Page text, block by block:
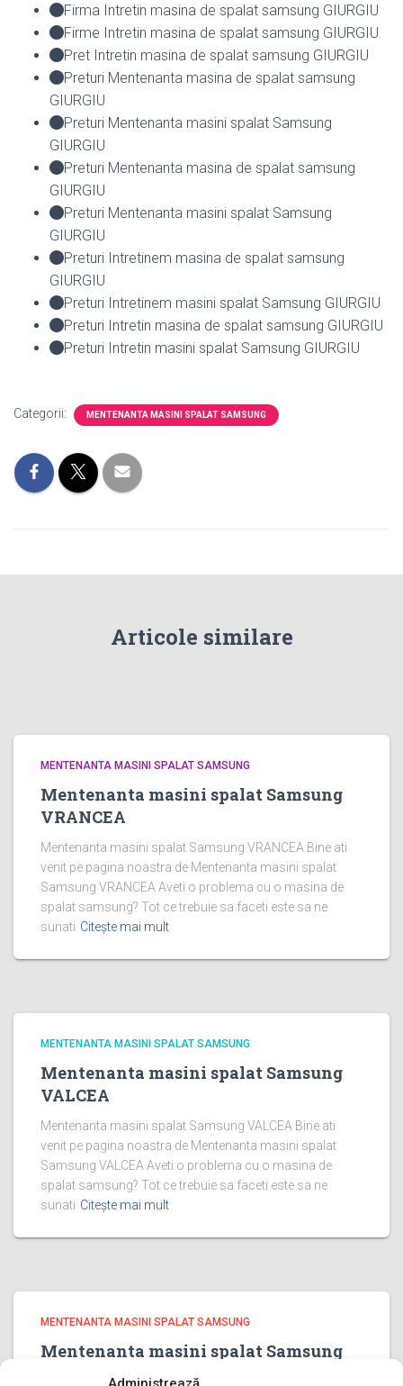
Firma Intretin masina de spalat samsung GIURGIU
Firme Intretin masina de spalat samsung GIURGIU
Pret Intretin masina de spalat samsung GIURGIU
Preturi Mentenanta masina de spalat samsung
GIURGIU
Preturi Mentenanta masini spalat Samsung
GIURGIU
Preturi Mentenanta masina de spalat samsung
GIURGIU
Preturi Mentenanta masini spalat Samsung
GIURGIU
Preturi Intretinem masina de spalat samsung
GIURGIU
Preturi Intretinem masini spalat Samsung GIURGIU
Preturi Intretin masina de spalat samsung GIURGIU
Preturi Intretin masini spalat Samsung GIURGIU
Categorii: MENTENANTA MASINI SPALAT SAMSUNG
Articole similare
MENTENANTA MASINI SPALAT SAMSUNG
Mentenanta masini spalat Samsung
VRANCEA
Mentenanta masini spalat Samsung VRANCEA Bine ati
venit pe pagina noastra de Mentenanta masini spalat
Samsung VRANCEA Aveti o problema cu o masina de
spalat samsung? Tot ce trebuie sa faceti este sa ne
sunati Citește mai mult
MENTENANTA MASINI SPALAT SAMSUNG
Mentenanta masini spalat Samsung
VALCEA
Mentenanta masini spalat Samsung VALCEA Bine ati
venit pe pagina noastra de Mentenanta masini spalat
Samsung VALCEA Aveti o problema cu o masina de
spalat samsung? Tot ce trebuie sa faceti este sa ne
sunati Citește mai mult
MENTENANTA MASINI SPALAT SAMSUNG
Mentenanta masini spalat Samsung
PRAHOVA